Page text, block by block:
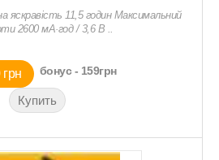
яскравість 11,5 годин Максимальний
2600 мА·год / 3,6 В ..
бонус - 159грн